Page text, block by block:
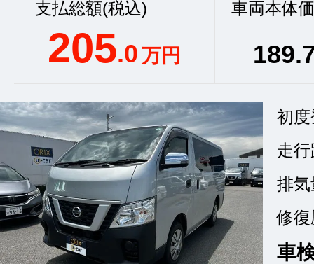
支払総額(税込)
205.0万円
車両本体
189
初
走
排気
修復
車